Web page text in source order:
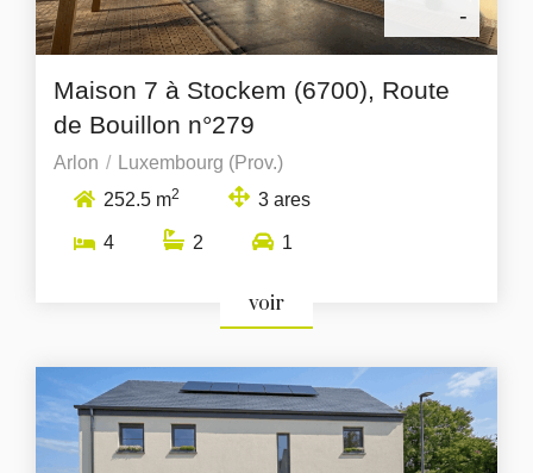
-
Maison 7 à Stockem (6700), Route
de Bouillon n°279
Arlon
Luxembourg (Prov.)
252.5 m2 3 ares
4 2 1
voir